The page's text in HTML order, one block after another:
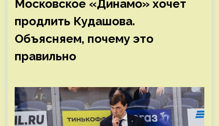
Московское «Динамо» хочет
продлить Кудашова.
Объясняем, почему это
правильно